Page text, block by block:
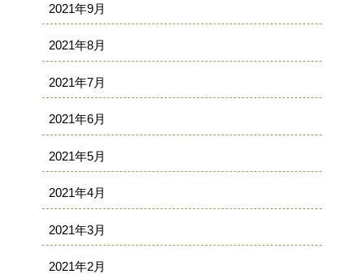
2021年9月
2021年8月
2021年7月
2021年6月
2021年5月
2021年4月
2021年3月
2021年2月